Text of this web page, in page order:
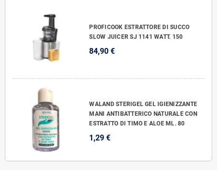
PROFICOOK ESTRATTORE DI SUCCO
SLOW JUICER SJ 1141 WATT. 150
84,90 €
WALAND STERIGEL GEL IGIENIZZANTE
MANI ANTIBATTERICO NATURALE CON
ESTRATTO DI TIMO E ALOE ML. 80
1,29 €